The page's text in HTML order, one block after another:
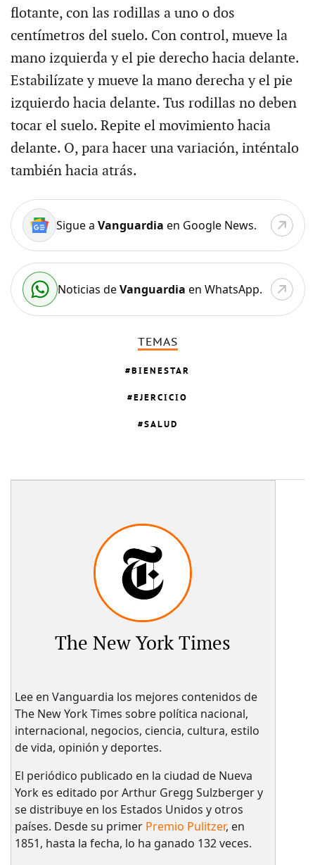
flotante, con las rodillas a uno o dos
centímetros del suelo. Con control, mueve la
mano izquierda y el pie derecho hacia delante.
Estabilízate y mueve la mano derecha y el pie
izquierdo hacia delante. Tus rodillas no deben
tocar el suelo. Repite el movimiento hacia
delante. O, para hacer una variación, inténtalo
también hacia atrás.
Sigue a Vanguardia en Google News.
Noticias deVanguardia en WhatsApp.
TEMAS
BIENESTAR
EJERCICIO
SALUD
The New York Times
Lee en Vanguardia los mejores contenidos de
The New York Times sobre política nacional,
internacional, negocios, ciencia, cultura, estilo
de vida, opinión y deportes.
El periódico publicado en la ciudad de Nueva
York es editado por Arthur Gregg Sulzberger y
se distribuye en los Estados Unidos y otros
países. Desde su primer Premio Pulitzer, en
1851, hasta la fecha, lo ha ganado 132 veces.